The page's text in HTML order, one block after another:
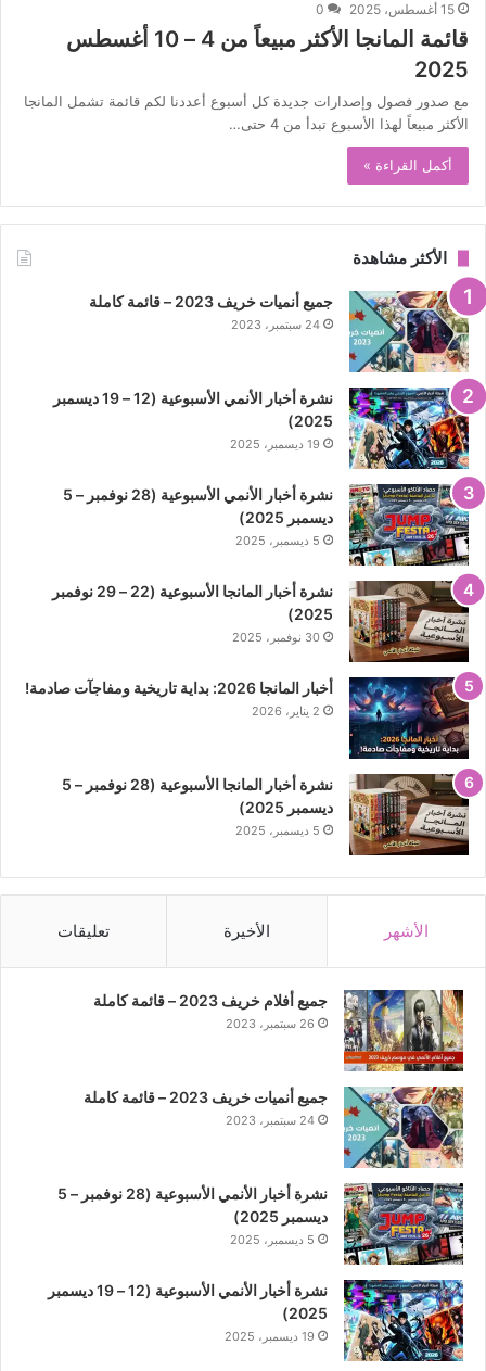
15 أغسطس، 2025 0
قائمة المانجا الأكثر مبيعاً من 4 – 10 أغسطس
2025
مع صدور فصول وإصدارات جديدة كل أسبوع أعددنا لكم قائمة تشمل المانجا
الأكثر مبيعاً لهذا الأسبوع تبدأ من 4 حتى…
أكمل القراءة »
الأكثر مشاهدة
جميع أنميات خريف 2023 – قائمة كاملة
24 سبتمبر، 2023
نشرة أخبار الأنمي الأسبوعية (12 – 19 ديسمبر
2025)
19 ديسمبر، 2025
نشرة أخبار الأنمي الأسبوعية (28 نوفمبر – 5
ديسمبر 2025)
5 ديسمبر، 2025
نشرة أخبار المانجا الأسبوعية (22 – 29 نوفمبر
2025)
30 نوفمبر، 2025
أخبار المانجا 2026: بداية تاريخية ومفاجآت صادمة!
2 يناير، 2026
نشرة أخبار المانجا الأسبوعية (28 نوفمبر – 5
ديسمبر 2025)
5 ديسمبر، 2025
الأشهر الأخيرة تعليقات
جميع أفلام خريف 2023 – قائمة كاملة
26 سبتمبر، 2023
جميع أنميات خريف 2023 – قائمة كاملة
24 سبتمبر، 2023
نشرة أخبار الأنمي الأسبوعية (28 نوفمبر – 5
ديسمبر 2025)
5 ديسمبر، 2025
نشرة أخبار الأنمي الأسبوعية (12 – 19 ديسمبر
2025)
19 ديسمبر، 2025